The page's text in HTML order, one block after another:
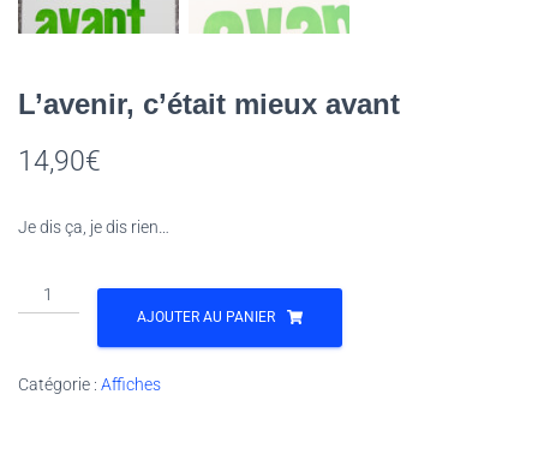
L’avenir, c’était mieux avant
14,90€
Je dis ça, je dis rien…
quantité
de
mieux
AJOUTER AU PANIER
Catégorie : Affiches